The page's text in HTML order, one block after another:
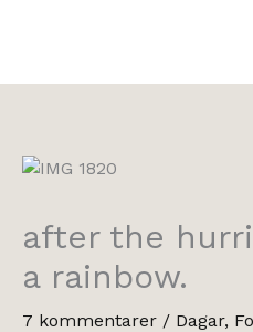
after the
a rainbow.
7 kommentarer / Dagar,